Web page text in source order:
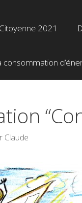
2021
consommation
Claude